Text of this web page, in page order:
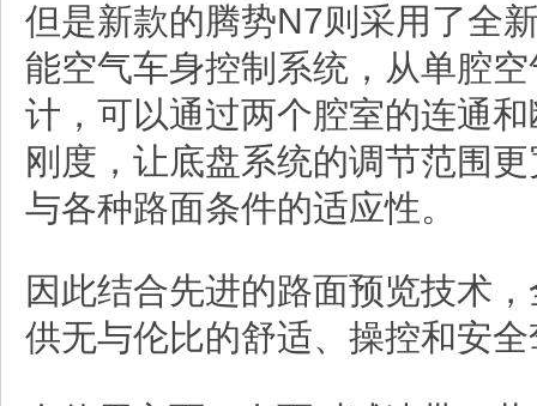
但是新款的腾势N7则采用了全
能空气车身控制系统，从单腔
计，可以通过两个腔室的连通
刚度，让底盘系统的调节范围
与各种路面条件的适应性。
因此结合先进的路面预览技术
供无与伦比的舒适、操控和安